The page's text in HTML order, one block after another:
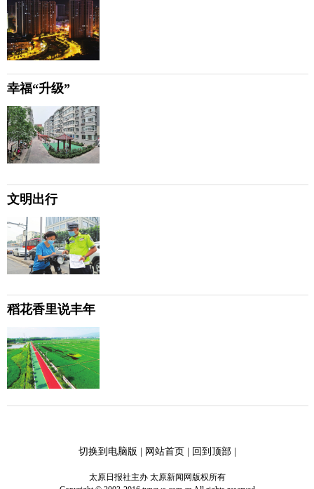
幸福“升级”
文明出行
稻花香里说丰年
切换到电脑版 | 网站首页| 回到顶部|
太原日报社主办 太原新闻网版权所有